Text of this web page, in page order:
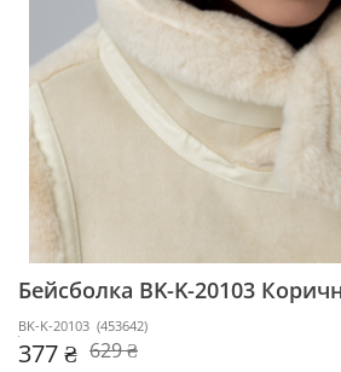
Бейсболка BK-K-20103
BK-K-20103 (453642)
377 ₴ 629 ₴